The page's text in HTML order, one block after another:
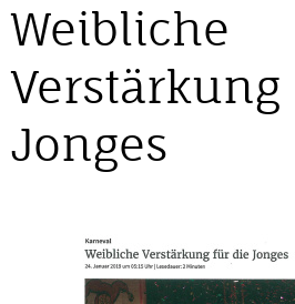
Weibliche
Jonges